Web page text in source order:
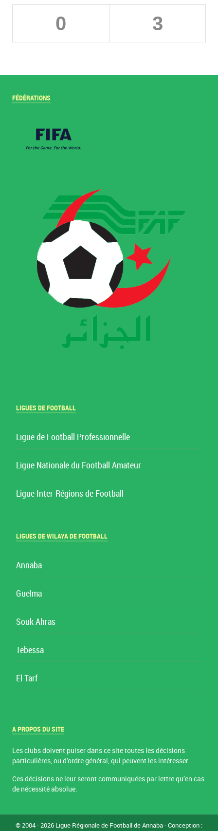
0 3
FÉDÉRATIONS
LIGUES DE FOOTBALL
Ligue de Football Professionnelle
Ligue Nationale du Football Amateur
Ligue Inter-Régions de Football
LIGUES DE WILAYA DE FOOTBALL
Annaba
Guelma
Souk Ahras
Tebessa
El Tarf
A PROPOS DU SITE
Les clubs doivent puiser dans ce site toutes les décisions
particulières, ou d’ordre général, qui peuvent les intéresser.
Ces décisions ne leur seront communiquées par lettre qu’en cas
de nécessité absolue.
© 2004 - 2026 Ligue Régionale de Football de Annaba - Conception :